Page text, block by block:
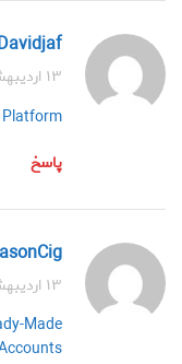
Davidjaf
۱۳ اردیبهشت ۱۴۰۴ در ۴:۲۵ ق.ظ
پاسخ
JasonCig
۱۳ اردیبهشت ۱۴۰۴ در ۴:۳۰ ق.ظ
Made